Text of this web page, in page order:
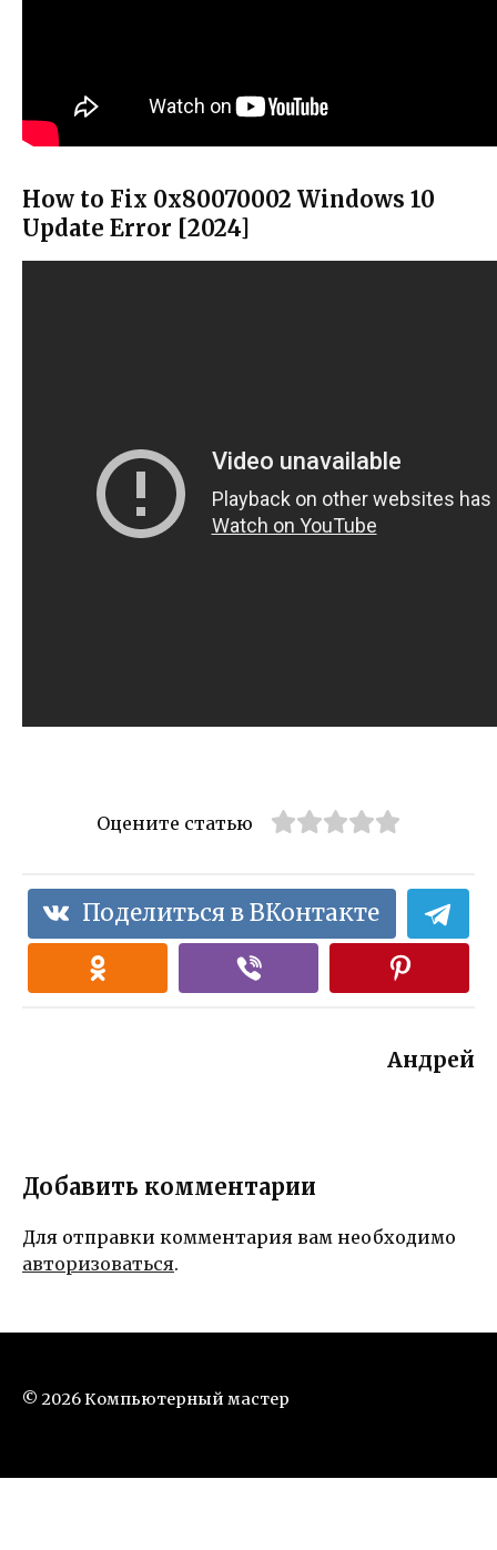
How to Fix 0x80070002 Windows 10
Update Error [2024]
Оцените статью
Поделиться в ВКонтакте
Андрей
Добавить комментарии
Для отправки комментария вам необходимо
авторизоваться.
© 2026 Компьютерный мастер